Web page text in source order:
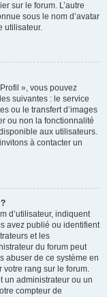
sur le forum. L’autre
sous le nom d’avatar
utilisateur.
», vous pouvez
suivantes : le service
ou le transfert d’images
ou non la fonctionnalité
aux utilisateurs.
à contacter un
d’utilisateur, indiquent
avez publié ou identifient
et les
du forum peut
abuser de ce système en
votre rang sur le forum.
un administrateur ou un
compteur de